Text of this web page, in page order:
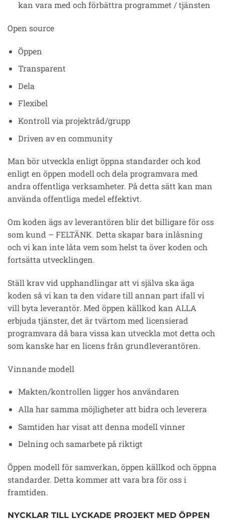
kan vara med och förbättra programmet / tjänsten
Open source
Öppen
Transparent
Dela
Flexibel
Kontroll via projektråd/grupp
Driven av en community
Man bör utveckla enligt öppna standarder och kod
enligt en öppen modell och dela programvara med
andra offentliga verksamheter. På detta sätt kan man
använda offentliga medel effektivt.
Om koden ägs av leverantören blir det billigare för oss
som kund – FELTÄNK. Detta skapar bara inlåsning
och vi kan inte låta vem som helst ta över koden och
fortsätta utvecklingen.
Ställ krav vid upphandlingar att vi själva ska äga
koden så vi kan ta den vidare till annan part ifall vi
vill byta leverantör. Med öppen källkod kan ALLA
erbjuda tjänster, det är tvärtom med licensierad
programvara då bara vissa kan utveckla mot detta och
som kanske har en licens från grundleverantören.
Vinnande modell
Makten/kontrollen ligger hos användaren
Alla har samma möjligheter att bidra och leverera
Samtiden har visat att denna modell vinner
Delning och samarbete på riktigt
Öppen modell för samverkan, öppen källkod och öppna
standarder. Detta kommer att vara bra för oss i
framtiden.
NYCKLAR TILL LYCKADE PROJEKT MED ÖPPEN